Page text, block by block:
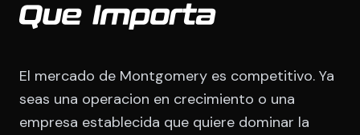
Que Importa
El mercado de Montgomery es competitivo. Ya
seas una operacion en crecimiento o una
empresa establecida que quiere dominar la